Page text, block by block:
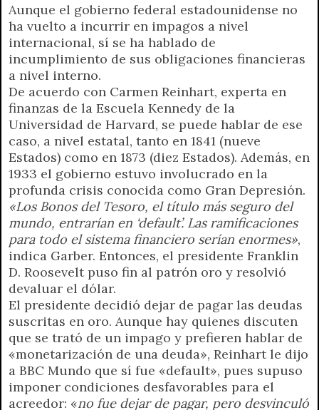
Aunque el gobierno federal estadounidense no
ha vuelto a incurrir en impagos a nivel
internacional, sí se ha hablado de
incumplimiento de sus obligaciones financieras
a nivel interno.
De acuerdo con Carmen Reinhart, experta en
finanzas de la Escuela Kennedy de la
Universidad de Harvard, se puede hablar de ese
caso, a nivel estatal, tanto en 1841 (nueve
Estados) como en 1873 (diez Estados). Además, en
1933 el gobierno estuvo involucrado en la
profunda crisis conocida como Gran Depresión.
«Los Bonos del Tesoro, el título más seguro del
mundo, entrarían en ‘default’. Las ramificaciones
para todo el sistema financiero serían enormes»,
indica Garber. Entonces, el presidente Franklin
D. Roosevelt puso fin al patrón oro y resolvió
devaluar el dólar.
El presidente decidió dejar de pagar las deudas
suscritas en oro. Aunque hay quienes discuten
que se trató de un impago y prefieren hablar de
«monetarización de una deuda», Reinhart le dijo
a BBC Mundo que sí fue «default», pues supuso
imponer condiciones desfavorables para el
acreedor: «no fue dejar de pagar, pero desvinculó